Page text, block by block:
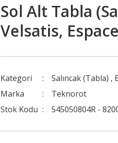
Sol Alt Tabla
Velsatis,
Kategori Salıncak (Tabla) ,
Marka
Teknorot
Stok Kodu
545050804R -